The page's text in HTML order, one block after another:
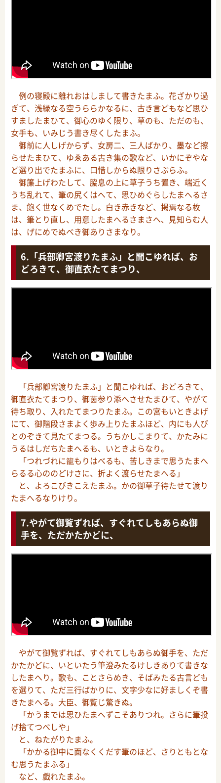
例の寝殿に離れおはしまして書きたまふ。花ざかり過
ぎて、浅緑なる空うららかなるに、古き言どもなど思ひ
すましたまひて、御心のゆく限り、草のも、ただのも、
女手も、いみじう書き尽くしたまふ。
御前に人しげからず、女房二、三人ばかり、墨など擦
らせたまひて、ゆゑある古き集の歌など、いかにぞやな
ど選り出でたまふに、口惜しからぬ限りさぶらふ。
御簾上げわたして、脇息の上に草子うち置き、端近く
うち乱れて、筆の尻くはへて、思ひめぐらしたまへるさ
ま、飽く世なくめでたし。白き赤きなど、掲焉なる枚
は、筆とり直し、用意したまへるさまさへ、見知らむ人
は、げにめでぬべき御ありさまなり。
「兵部卿宮渡りたまふ」と聞こゆれば、お
どろきて、御直衣たてまつり、
「兵部卿宮渡りたまふ」と聞こゆれば、おどろきて、
御直衣たてまつり、御茵参り添へさせたまひて、やがて
待ち取り、入れたてまつりたまふ。この宮もいときよげ
にて、御階段さまよく歩み上りたまふほど、内にも人び
とのぞきて見たてまつる。うちかしこまりて、かたみに
うるはしだちたまへるも、いときよらなり。
「つれづれに籠もりはべるも、苦しきまで思うたまへ
らるる心ののどけさに、折よく渡らせたまへる」
と、よろこびきこえたまふ。かの御草子待たせて渡り
たまへるなりけり。
やがて御覧ずれば、すぐれてしもあらぬ御
手を、ただかたかどに、
やがて御覧ずれば、すぐれてしもあらぬ御手を、ただ
かたかどに、いといたう筆澄みたるけしきありて書きな
したまへり。歌も、ことさらめき、そばみたる古言ども
を選りて、ただ三行ばかりに、文字少なに好ましくぞ書
きたまへる。大臣、御覧じ驚きぬ。
「かうまでは思ひたまへずこそありつれ。さらに筆投
げ捨てつべしや」
と、ねたがりたまふ。
「かかる御中に面なくくだす筆のほど、さりともとな
む思うたまふる」
など、戯れたまふ。